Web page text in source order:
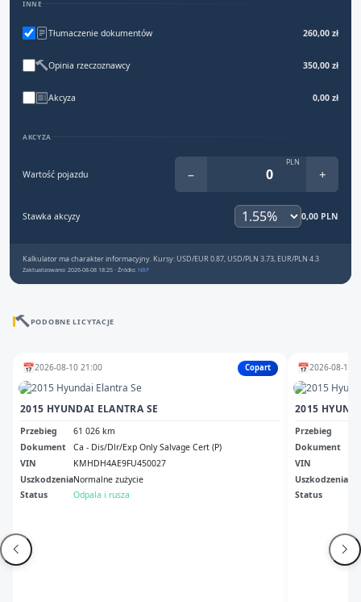
INNE
Tłumaczenie dokumentów 260,00 zł
Opinia rzeczoznawcy 350,00 zł
Akcyza 0,00 zł
AKCYZA
Wartość pojazdu −
PLN
+
Stawka akcyzy 0,00 PLN
Kalkulator ma charakter informacyjny. Kursy: USD/EUR 0.87, USD/PLN 3.73, EUR/PLN 4.3
Zaktualizowano: 2026-08-08 18:25 · Źródło: NBP
PODOBNE LICYTACJE
📅2026-08-10 21:00 Copart
2015 HYUNDAI ELANTRA SE
Przebieg
61 026 km
Dokument
Ca - Dis/Dlr/Exp Only Salvage Cert (P)
VIN
KMHDH4AE9FU450027
UszkodzeniaNormalne zużycie
Status
Odpala i rusza
📅2026-08-11
2015
Przebieg
Dokument
VIN
Uszkodzenia
Status